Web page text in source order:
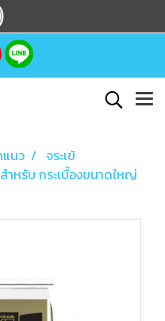
นว
จระเข้
ำหรับ กระเบื้องขนาดใหญ่